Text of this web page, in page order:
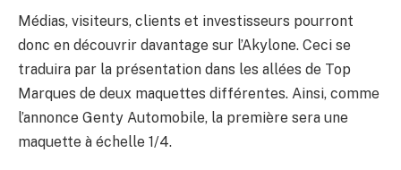
Médias, visiteurs, clients et investisseurs pourront
donc en découvrir davantage sur l’Akylone. Ceci se
traduira par la présentation dans les allées de Top
Marques de deux maquettes différentes. Ainsi, comme
l’annonce Genty Automobile, la première sera une
maquette à échelle 1/4.